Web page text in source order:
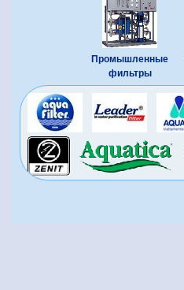
Промышленные
фильтры